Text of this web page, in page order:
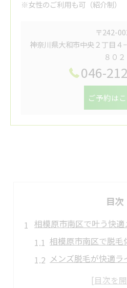
※女性のご利用も可（紹介制）
〒242-
神奈川県大和市中央２丁目４
８０２
046-
ご予約は
目次
相模原市南区で叶う快
相模原市南区で脱毛
メンズ脱毛が快適ラ
清潔感と自信を高め